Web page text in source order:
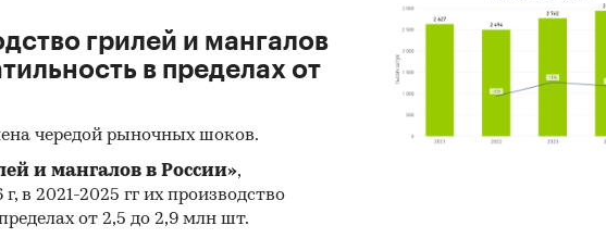
грилей и мангалов
в пределах от
чередой рыночных шоков.
и мангалов в России»,
в 2021-2025 гг их производство
от 2,5 до 2,9 млн шт.